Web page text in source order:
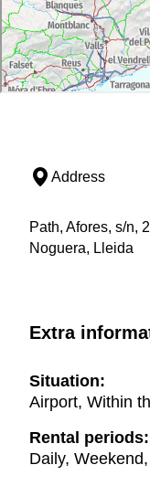
Address
Path, Afores, s/n,
Noguera, Lleida
Extra
Situation:
Airport, Within
Rental periods:
Daily,